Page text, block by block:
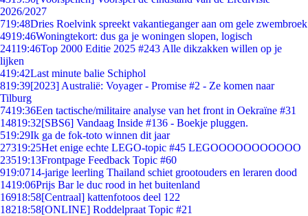
2026/2027
719:48Dries Roelvink spreekt vakantieganger aan om gele zwembroek
4919:46Woningtekort: dus ga je woningen slopen, logisch
24119:46Top 2000 Editie 2025 #243 Alle dikzakken willen op je
lijken
419:42Last minute balie Schiphol
819:39[2023] Australië: Voyager - Promise #2 - Ze komen naar
Tilburg
7419:36Een tactische/militaire analyse van het front in Oekraïne #31
14819:32[SBS6] Vandaag Inside #136 - Boekje pluggen.
519:29Ik ga de fok-toto winnen dit jaar
27319:25Het enige echte LEGO-topic #45 LEGOOOOOOOOOOO
23519:13Frontpage Feedback Topic #60
919:0714-jarige leerling Thailand schiet grootouders en leraren dood
1419:06Prijs Bar le duc rood in het buitenland
16918:58[Centraal] kattenfotoos deel 122
18218:58[ONLINE] Roddelpraat Topic #21